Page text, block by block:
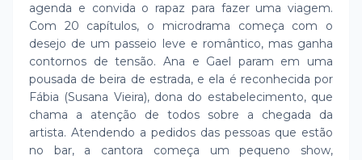
agenda e convida o rapaz para fazer uma viagem.
Com 20 capítulos, o microdrama começa com o
desejo de um passeio leve e romântico, mas ganha
contornos de tensão. Ana e Gael param em uma
pousada de beira de estrada, e ela é reconhecida por
Fábia (Susana Vieira), dona do estabelecimento, que
chama a atenção de todos sobre a chegada da
artista. Atendendo a pedidos das pessoas que estão
no bar, a cantora começa um pequeno show,